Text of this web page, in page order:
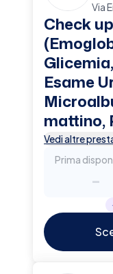
Via
Check
Esame
mattino,
Vedi altre
Prima
-